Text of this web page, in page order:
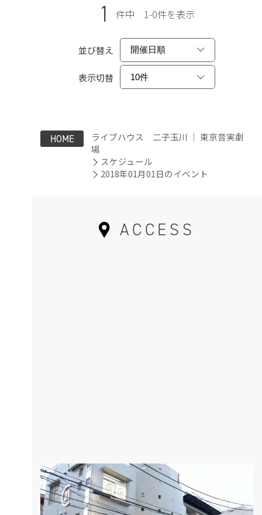
1 件中 1-0件を表示
並び替え
表示切替
HOME
ライブハウス 二子玉川 ｜ 東京音実劇
場
スケジュール
2018年01月01日のイベント
ACCESS